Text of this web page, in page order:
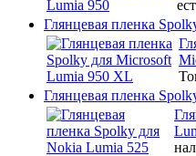
Глянцевая пленка
Глянцевая пленка